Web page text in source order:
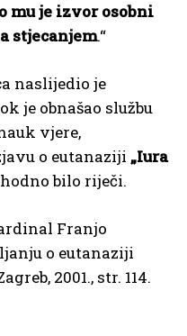
mu je izvor osobni
stjecanjem.“
naslijedio je
je obnašao službu
vjere,
o eutanaziji „Iura
bilo riječi.
Franjo
o eutanaziji
2001., str. 114.